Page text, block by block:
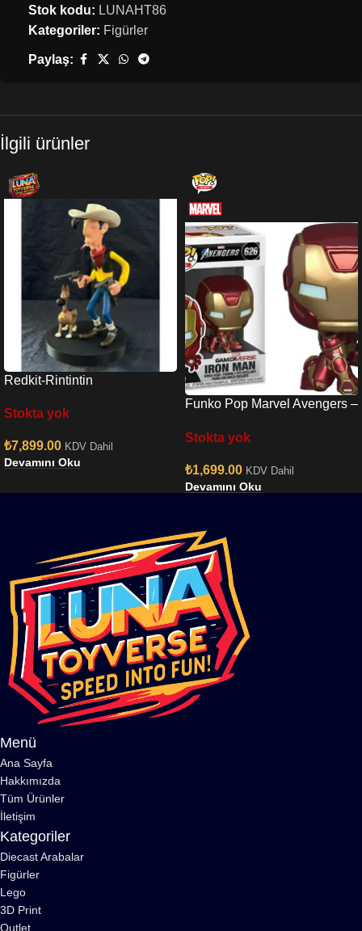
Stok kodu: LUNAHT86
Kategoriler: Figürler
Paylaş:
İlgili ürünler
Redkit-Rintintin
Stokta yok
₺7,899.00 KDV Dahil
Devamını Oku
Funko Pop Marvel Avengers –
No:626 Bobble-Head
Stokta yok
₺1,699.00 KDV Dahil
Devamını Oku
Menü
Ana Sayfa
Hakkımızda
Tüm Ürünler
İletişim
Kategoriler
Diecast Arabalar
Figürler
Lego
3D Print
Outlet